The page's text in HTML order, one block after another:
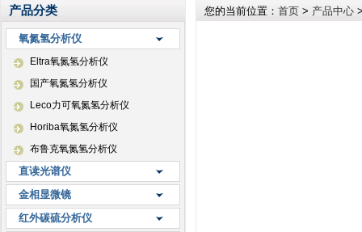
产品分类
氧氮氢分析仪
Eltra氧氮氢分析仪
国产氧氮氢分析仪
Leco力可氧氮氢分析仪
Horiba氧氮氢分析仪
布鲁克氧氮氢分析仪
直读光谱仪
金相显微镜
红外碳硫分析仪
您的当前位置： 首页 > 产品中心